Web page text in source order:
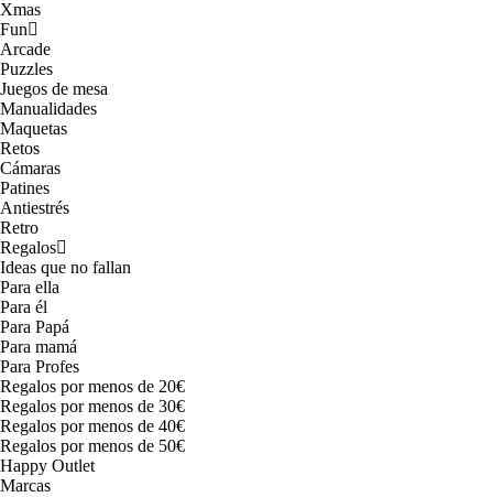
Xmas
Fun
Arcade
Puzzles
Juegos de mesa
Manualidades
Maquetas
Retos
Cámaras
Patines
Antiestrés
Retro
Regalos
Ideas que no fallan
Para ella
Para él
Para Papá
Para mamá
Para Profes
Regalos por menos de 20€
Regalos por menos de 30€
Regalos por menos de 40€
Regalos por menos de 50€
Happy Outlet
Marcas